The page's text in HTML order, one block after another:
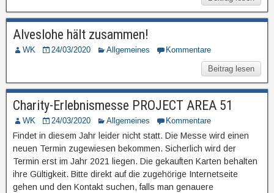
Alveslohe hält zusammen!
WK 24/03/2020 Allgemeines Kommentare
Beitrag lesen
Charity-Erlebnismesse PROJECT AREA 51
WK 24/03/2020 Allgemeines Kommentare
Findet in diesem Jahr leider nicht statt. Die Messe wird einen
neuen Termin zugewiesen bekommen. Sicherlich wird der
Termin erst im Jahr 2021 liegen. Die gekauften Karten behalten
ihre Gültigkeit. Bitte direkt auf die zugehörige Internetseite
gehen und den Kontakt suchen, falls man genauere